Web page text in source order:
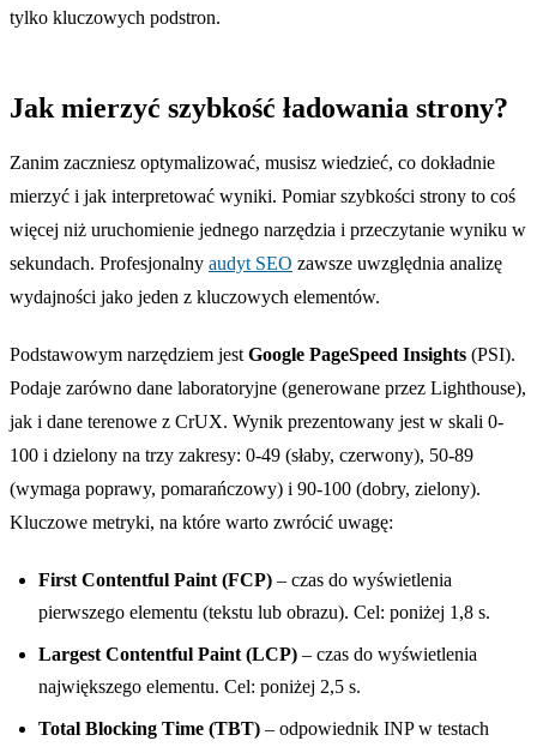
tylko kluczowych podstron.
Jak mierzyć szybkość ładowania strony?
Zanim zaczniesz optymalizować, musisz wiedzieć, co dokładnie
mierzyć i jak interpretować wyniki. Pomiar szybkości strony to coś
więcej niż uruchomienie jednego narzędzia i przeczytanie wyniku w
sekundach. Profesjonalny audyt SEO zawsze uwzględnia analizę
wydajności jako jeden z kluczowych elementów.
Podstawowym narzędziem jest Google PageSpeed Insights (PSI).
Podaje zarówno dane laboratoryjne (generowane przez Lighthouse),
jak i dane terenowe z CrUX. Wynik prezentowany jest w skali 0-
100 i dzielony na trzy zakresy: 0-49 (słaby, czerwony), 50-89
(wymaga poprawy, pomarańczowy) i 90-100 (dobry, zielony).
Kluczowe metryki, na które warto zwrócić uwagę:
First Contentful Paint (FCP) – czas do wyświetlenia
pierwszego elementu (tekstu lub obrazu). Cel: poniżej 1,8 s.
Largest Contentful Paint (LCP) – czas do wyświetlenia
największego elementu. Cel: poniżej 2,5 s.
Total Blocking Time (TBT) – odpowiednik INP w testach